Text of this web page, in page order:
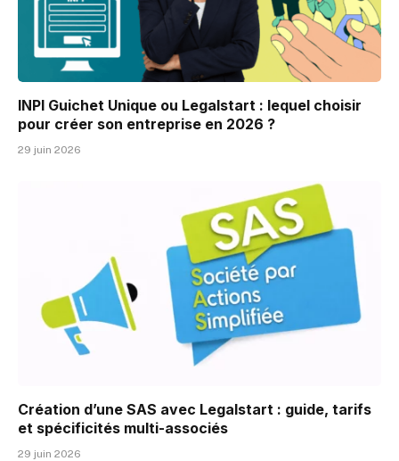
INPI Guichet Unique ou Legalstart : lequel choisir
pour créer son entreprise en 2026 ?
29 juin 2026
Création d’une SAS avec Legalstart : guide, tarifs
et spécificités multi-associés
29 juin 2026